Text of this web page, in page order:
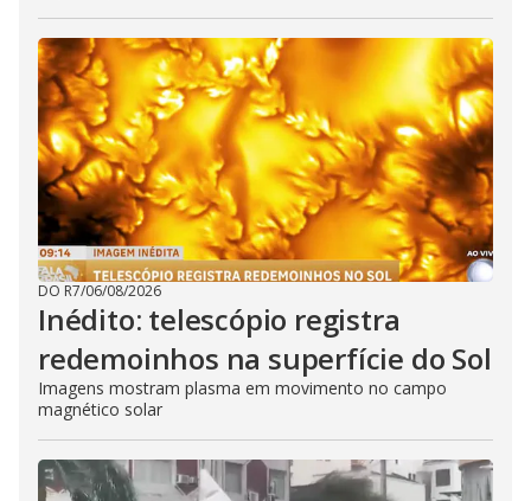
DO R7/06/08/2026
Inédito: telescópio registra
redemoinhos na superfície do Sol
Imagens mostram plasma em movimento no campo
magnético solar